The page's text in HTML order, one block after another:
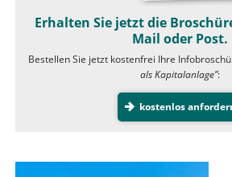
Erhalten Sie jetzt die
Mail oder Post.
Bestellen Sie jetzt kostenfrei Ihre
als Kapitalanlage”:
kostenlos